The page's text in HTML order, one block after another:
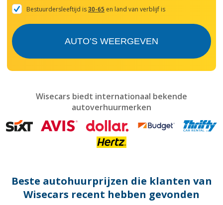
the
and
mark
get
the
dates.
Bestuurdersleeftijd is30-65 en land van verblijf is
AUTO’S WEERGEVEN
Wisecars biedt internationaal bekende
autoverhuurmerken
Beste autohuurprijzen die klanten van
Wisecars recent hebben gevonden